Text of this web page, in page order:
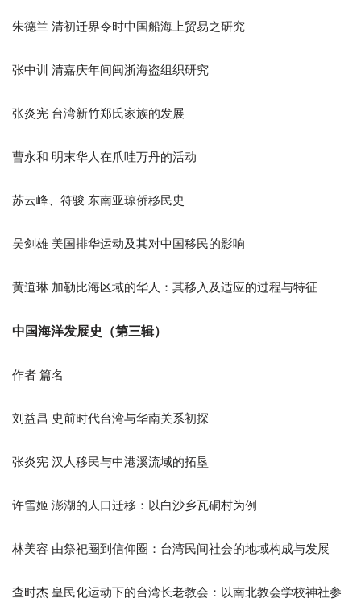
朱德兰 清初迁界令时中国船海上贸易之研究
张中训 清嘉庆年间闽浙海盗组织研究
张炎宪 台湾新竹郑氏家族的发展
曹永和 明末华人在爪哇万丹的活动
苏云峰、符骏 东南亚琼侨移民史
吴剑雄 美国排华运动及其对中国移民的影响
黄道琳 加勒比海区域的华人：其移入及适应的过程与特征
中国海洋发展史（第三辑）
作者 篇名
刘益昌 史前时代台湾与华南关系初探
张炎宪 汉人移民与中港溪流域的拓垦
许雪姬 澎湖的人口迁移：以白沙乡瓦硐村为例
林美容 由祭祀圈到信仰圈：台湾民间社会的地域构成与发展
查时杰 皇民化运动下的台湾长老教会：以南北教会学校神社参